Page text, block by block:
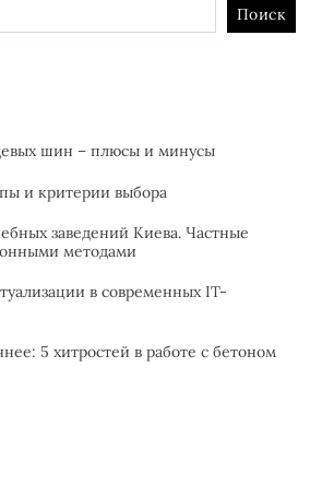
Поиск
шин – плюсы и минусы
и критерии выбора
заведений Киева. Частные
методами
в современных IT-
5 хитростей в работе с бетоном